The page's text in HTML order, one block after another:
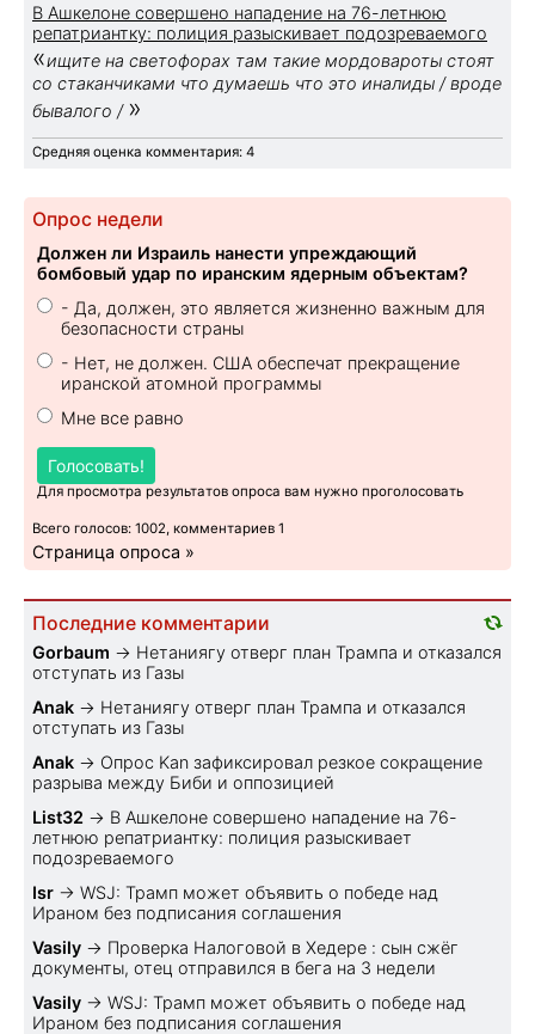
В Ашкелоне совершено нападение на 76-летнюю
репатриантку: полиция разыскивает подозреваемого
«ищите на светофорах там такие мордовароты стоят
со стаканчиками что думаешь что это иналиды / вроде
бывалого / »
Средняя оценка комментария: 4
Опрос недели
Должен ли Израиль нанести упреждающий
бомбовый удар по иранским ядерным объектам?
- Да, должен, это является жизненно важным для
безопасности страны
- Нет, не должен. США обеспечат прекращение
иранской атомной программы
Мне все равно
Голосовать!
Для просмотра результатов опроса вам нужно проголосовать
Всего голосов: 1002, комментариев 1
Страница опроса »
Последние комментарии
Gorbaum → Нетаниягу отверг план Трампа и отказался
отступать из Газы
Anak → Нетаниягу отверг план Трампа и отказался
отступать из Газы
Anak → Опрос Kan зафиксировал резкое сокращение
разрыва между Биби и оппозицией
List32 → В Ашкелоне совершено нападение на 76-
летнюю репатриантку: полиция разыскивает
подозреваемого
Isr → WSJ: Трамп может объявить о победе над
Ираном без подписания соглашения
Vasily → Проверка Налоговой в Хедере : сын сжёг
документы, отец отправился в бега на 3 недели
Vasily → WSJ: Трамп может объявить о победе над
Ираном без подписания соглашения